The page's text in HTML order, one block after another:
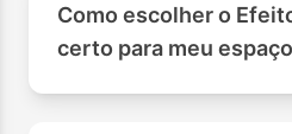
Como escolher o
certo para meu